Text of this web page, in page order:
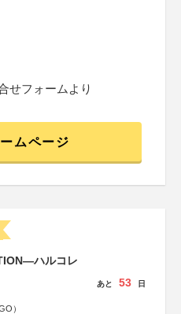
せフォームより
ムページ
ハルコレ
）
あと 53 日